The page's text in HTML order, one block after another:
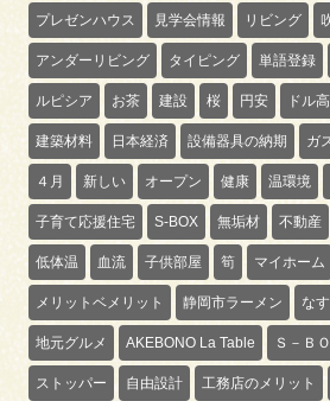
プレゼンハウス 見学会情報 リビング
アンダーリビング タイピング 単語登録
ルピシア お茶 建設 桜 円安 ドル高
建築材料 日本経済 設備器具の納期 ガ
４月 新しい オープン 健康 温環境
子育て応援住宅 S-BOX 無垢材 不動産
低体温 血流 子供部屋 筍 マイホーム
メリットベメリット 静岡市ラーメン な
地元グルメ AKEBONO La Table Ｓ－Ｂ
ストッパー 自由設計 工務店のメリット